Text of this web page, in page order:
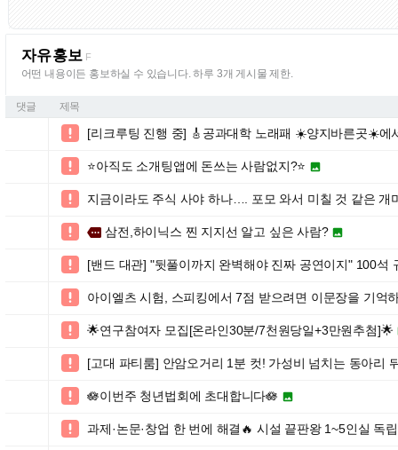
자유홍보 F
어떤 내용이든 홍보하실 수 있습니다. 하루 3개 게시물 제한.
댓글 제목
 [리크루팅 진행 중] 🎸공과대학 노래패 ☀️양지바른곳☀️에
 ⭐️아직도 소개팅앱에 돈쓰는 사람없지?⭐️ 
 지금이라도 주식 사야 하나…. 포모 와서 미칠 것 같은 개
 more 삼전,하이닉스 찐 지지선 알고 싶은 사람? 
 [밴드 대관] "뒷풀이까지 완벽해야 진짜 공연이지" 100석
 아이엘츠 시험, 스피킹에서 7점 받으려면 이문장을 기억
 🌟연구참여자 모집[온라인30분/7천원당일+3만원추첨]🌟
 [고대 파티룸] 안암오거리 1분 컷! 가성비 넘치는 동아리
 🪷이번주 청년법회에 초대합니다🪷 
 과제·논문·창업 한 번에 해결🔥 시설 끝판왕 1~5인실 독